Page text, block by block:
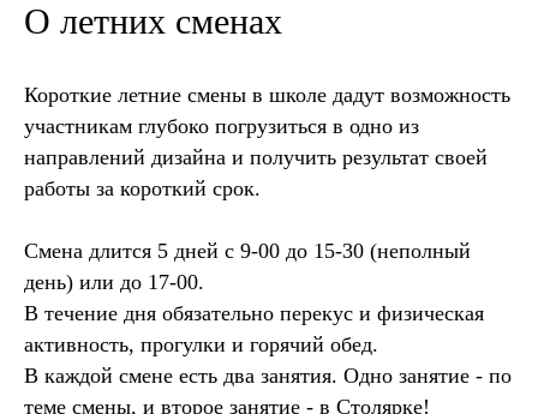
О летних сменах
Короткие летние смены в школе дадут возможность
участникам глубоко погрузиться в одно из
направлений дизайна и получить результат своей
работы за короткий срок.
Смена длится 5 дней с 9-00 до 15-30 (неполный
день) или до 17-00.
В течение дня обязательно перекус и физическая
активность, прогулки и горячий обед.
В каждой смене есть два занятия. Одно занятие - по
теме смены, и второе занятие - в Столярке!